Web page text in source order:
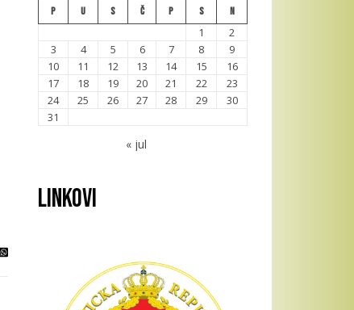
P U S Č P S N
1
2
3
4 5 6 7 8
9
10
11 12 13 14 15
16
17
18 19 20 21 22
23
24
25 26 27 28 29
30
31
« jul
Linkovi